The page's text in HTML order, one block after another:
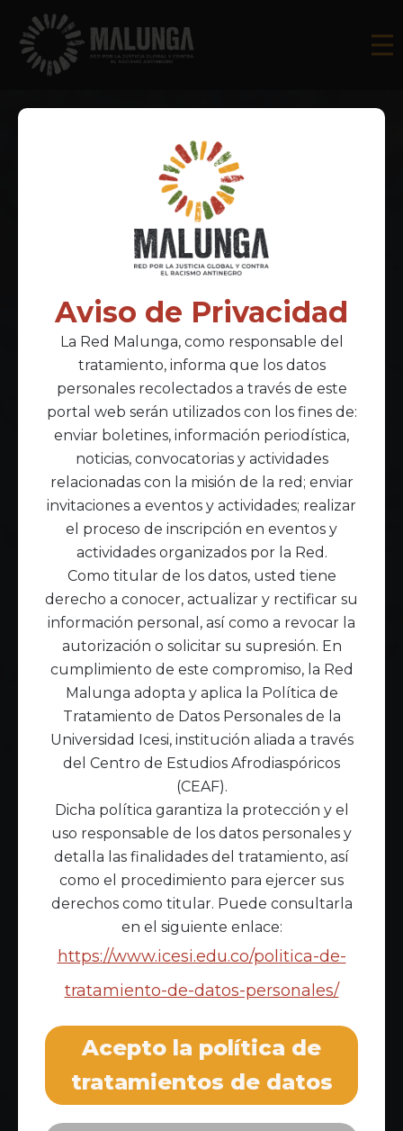
Aviso de Privacidad
La Red Malunga, como responsable del
tratamiento, informa que los datos
personales recolectados a través de este
portal web serán utilizados con los fines de:
enviar boletines, información periodística,
noticias, convocatorias y actividades
relacionadas con la misión de la red; enviar
invitaciones a eventos y actividades; realizar
el proceso de inscripción en eventos y
actividades organizados por la Red.
Como titular de los datos, usted tiene
derecho a conocer, actualizar y rectificar su
información personal, así como a revocar la
autorización o solicitar su supresión. En
cumplimiento de este compromiso, la Red
Malunga adopta y aplica la Política de
Tratamiento de Datos Personales de la
Universidad Icesi, institución aliada a través
del Centro de Estudios Afrodiaspóricos
(CEAF).
Dicha política garantiza la protección y el
uso responsable de los datos personales y
detalla las finalidades del tratamiento, así
como el procedimiento para ejercer sus
derechos como titular. Puede consultarla
en el siguiente enlace:
https://www.icesi.edu.co/politica-de-
tratamiento-de-datos-personales/
Acepto la política de
tratamientos de datos